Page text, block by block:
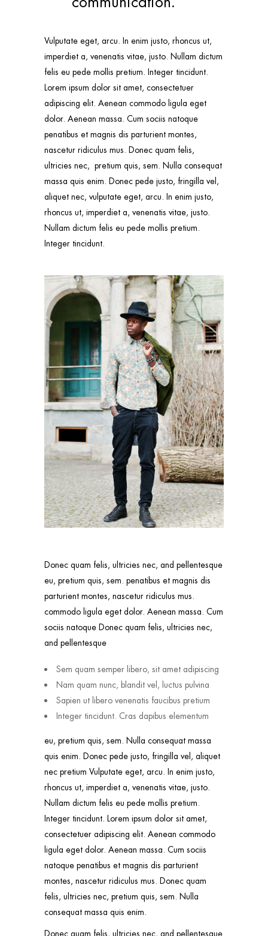
Vulputate eget, arcu. In enim justo, rhoncus ut,
imperdiet a, venenatis vitae, justo. Nullam dictum
felis eu pede mollis pretium. Integer tincidunt.
Lorem ipsum dolor sit amet, consectetuer
adipiscing elit. Aenean commodo ligula eget
dolor. Aenean massa. Cum sociis natoque
penatibus et magnis dis parturient montes,
nascetur ridiculus mus. Donec quam felis,
ultricies nec, pretium quis, sem. Nulla consequat
massa quis enim. Donec pede justo, fringilla vel,
aliquet nec, vulputate eget, arcu. In enim justo,
rhoncus ut, imperdiet a, venenatis vitae, justo.
Nullam dictum felis eu pede mollis pretium.
Integer tincidunt.
Donec quam felis, ultricies nec, and pellentesque
eu, pretium quis, sem. penatibus et magnis dis
parturient montes, nascetur ridiculus mus.
commodo ligula eget dolor. Aenean massa. Cum
sociis natoque Donec quam felis, ultricies nec,
and pellentesque
Sem quam semper libero, sit amet adipiscing
Nam quam nunc, blandit vel, luctus pulvina
Sapien ut libero venenatis faucibus pretium
Integer tincidunt. Cras dapibus elementum
eu, pretium quis, sem. Nulla consequat massa
quis enim. Donec pede justo, fringilla vel, aliquet
nec pretium Vulputate eget, arcu. In enim justo,
rhoncus ut, imperdiet a, venenatis vitae, justo.
Nullam dictum felis eu pede mollis pretium.
Integer tincidunt. Lorem ipsum dolor sit amet,
consectetuer adipiscing elit. Aenean commodo
ligula eget dolor. Aenean massa. Cum sociis
natoque penatibus et magnis dis parturient
montes, nascetur ridiculus mus. Donec quam
felis, ultricies nec, pretium quis, sem. Nulla
consequat massa quis enim.
Donec quam felis, ultricies nec, and pellentesque